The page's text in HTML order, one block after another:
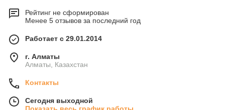
Рейтинг не сформирован
Менее 5 отзывов за последний год
Работает с 29.01.2014
г. Алматы
Алматы, Казахстан
Контакты
Сегодня выходной